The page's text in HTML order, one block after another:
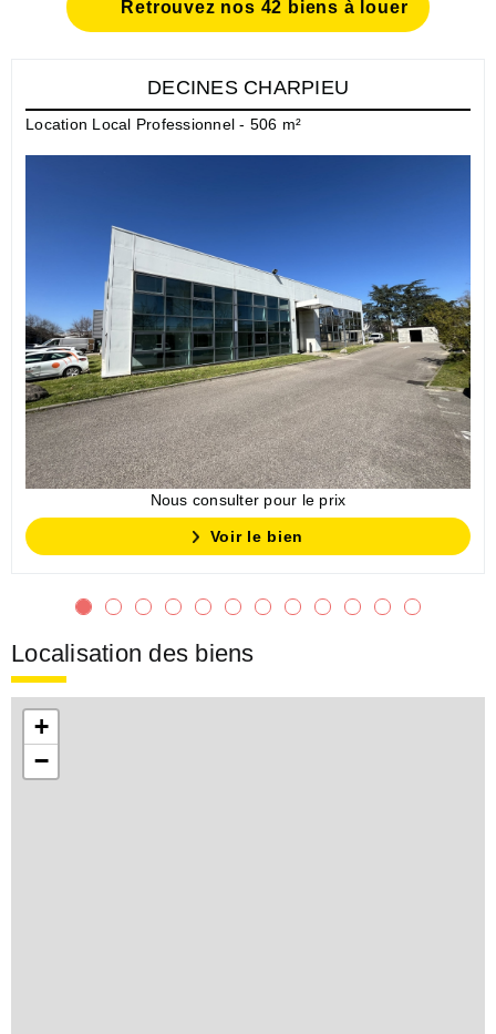
Retrouvez nos 42 biens à louer
DECINES CHARPIEU
Location Local Professionnel - 506 m²
Nous consulter pour le prix
Voir le bien
Localisation des biens
+
−